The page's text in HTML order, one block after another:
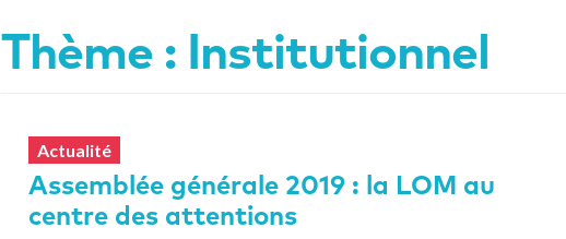
Thème : Institutionnel
Actualité
Assemblée générale 2019 : la LOM au
centre des attentions